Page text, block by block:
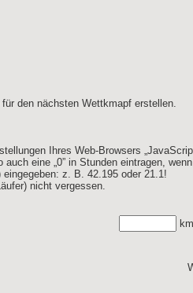
den nächsten Wettkmapf erstellen.
Ihres Web-Browsers
eine „0” in Stunden eintragen,
z. B. 42.195 oder 21.1!
nicht vergessen.